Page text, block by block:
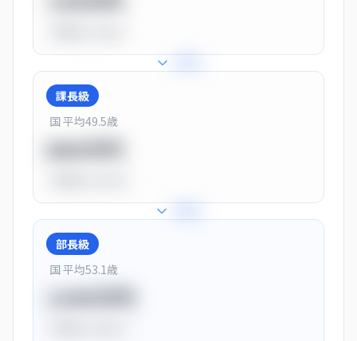
課長級
国 平均49.5歳
部長級
国 平均53.1歳